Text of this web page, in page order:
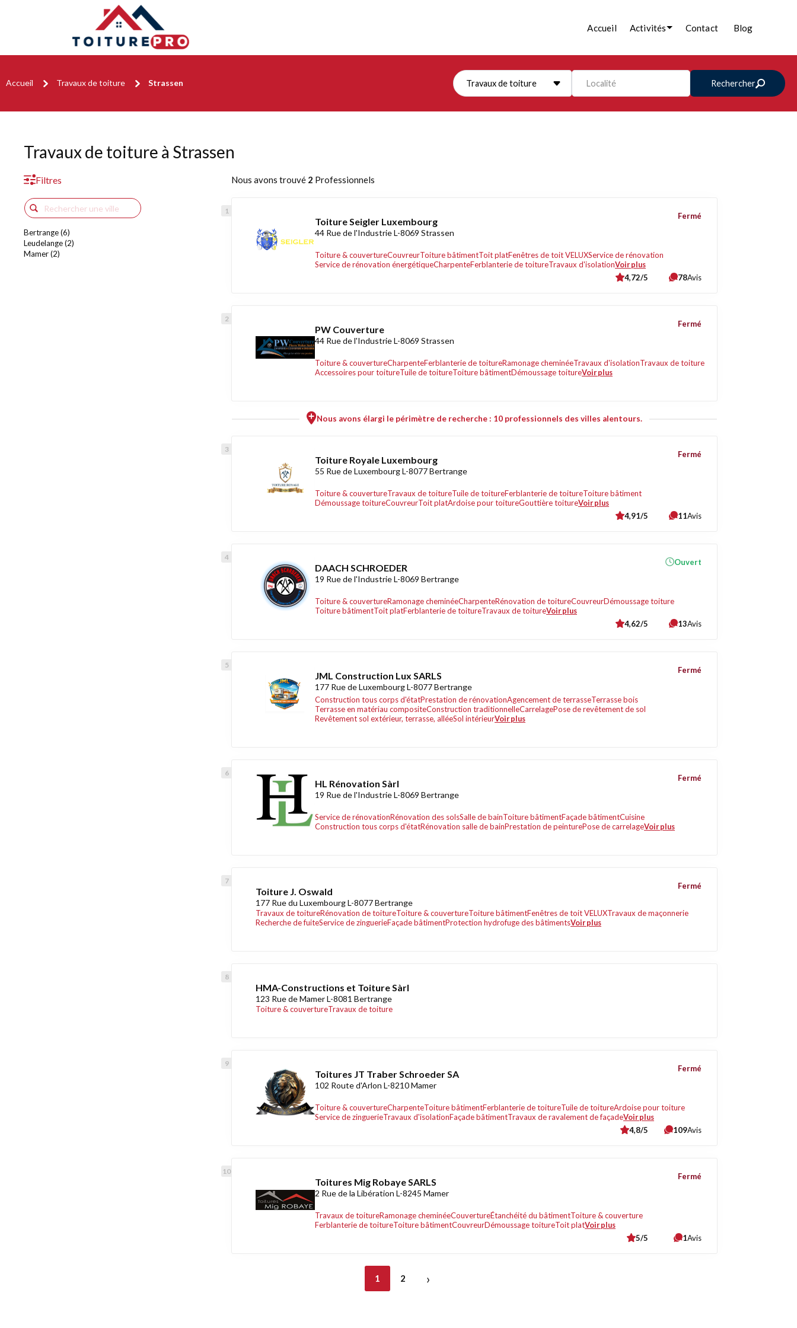
Accueil Activités Contact Blog
Accueil Travaux de toiture Strassen Travaux de toiture Localité Rechercher
Travaux de toiture à Strassen
Filtres
Bertrange (6)
Leudelange (2)
Mamer (2)
Nous avons trouvé 2 Professionnels
Toiture Seigler Luxembourg
44 Rue de l'Industrie L-8069 Strassen
Toiture & couvertureCouvreurToiture bâtimentToit platFenêtres de toit VELUXService de rénovation
Service de rénovation énergétiqueCharpenteFerblanterie de toitureTravaux d'isolationVoir plus
Fermé
4,72/5 78Avis
PW Couverture
44 Rue de l'Industrie L-8069 Strassen
Toiture & couvertureCharpenteFerblanterie de toitureRamonage cheminéeTravaux d'isolationTravaux de toiture
Accessoires pour toitureTuile de toitureToiture bâtimentDémoussage toitureVoir plus
Fermé
Nous avons élargi le périmètre de recherche : 10 professionnels des villes alentours.
Toiture Royale Luxembourg
55 Rue de Luxembourg L-8077 Bertrange
Toiture & couvertureTravaux de toitureTuile de toitureFerblanterie de toitureToiture bâtiment
Démoussage toitureCouvreurToit platArdoise pour toitureGouttière toitureVoir plus
Fermé
4,91/5 11Avis
DAACH SCHROEDER
19 Rue de l'Industrie L-8069 Bertrange
Toiture & couvertureRamonage cheminéeCharpenteRénovation de toitureCouvreurDémoussage toiture
Toiture bâtimentToit platFerblanterie de toitureTravaux de toitureVoir plus
Ouvert
4,62/5 13Avis
JML Construction Lux SARLS
177 Rue de Luxembourg L-8077 Bertrange
Construction tous corps d'étatPrestation de rénovationAgencement de terrasseTerrasse bois
Terrasse en matériau compositeConstruction traditionnelleCarrelagePose de revêtement de sol
Revêtement sol extérieur, terrasse, alléeSol intérieurVoir plus
Fermé
HL Rénovation Sàrl
19 Rue de l'Industrie L-8069 Bertrange
Service de rénovationRénovation des solsSalle de bainToiture bâtimentFaçade bâtimentCuisine
Construction tous corps d'étatRénovation salle de bainPrestation de peinturePose de carrelageVoir plus
Fermé
Toiture J. Oswald
177 Rue du Luxembourg L-8077 Bertrange
Travaux de toitureRénovation de toitureToiture & couvertureToiture bâtimentFenêtres de toit VELUXTravaux de maçonnerie
Recherche de fuiteService de zinguerieFaçade bâtimentProtection hydrofuge des bâtimentsVoir plus
Fermé
HMA-Constructions et Toiture Sàrl
123 Rue de Mamer L-8081 Bertrange
Toiture & couvertureTravaux de toiture
Toitures JT Traber Schroeder SA
102 Route d'Arlon L-8210 Mamer
Toiture & couvertureCharpenteToiture bâtimentFerblanterie de toitureTuile de toitureArdoise pour toiture
Service de zinguerieTravaux d'isolationFaçade bâtimentTravaux de ravalement de façadeVoir plus
Fermé
4,8/5 109Avis
Toitures Mig Robaye SARLS
2 Rue de la Libération L-8245 Mamer
Travaux de toitureRamonage cheminéeCouvertureÉtanchéité du bâtimentToiture & couverture
Ferblanterie de toitureToiture bâtimentCouvreurDémoussage toitureToit platVoir plus
Fermé
5/5 1Avis
1 2 ›